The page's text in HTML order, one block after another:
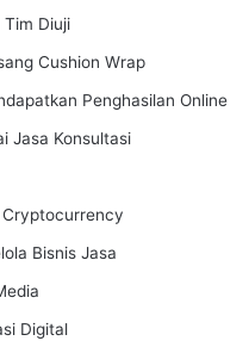
Tim Diuji
Cushion Wrap
Penghasilan Online
Jasa Konsultasi
Cryptocurrency
Bisnis Jasa
Digital